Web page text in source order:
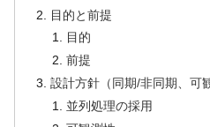
目的と前提
目的
前提
設計方針（同期/非同期、可
並列処理の採用